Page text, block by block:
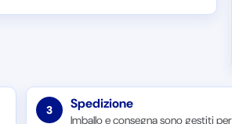
3 Spedizione
Imballo e consegna sono gestiti per